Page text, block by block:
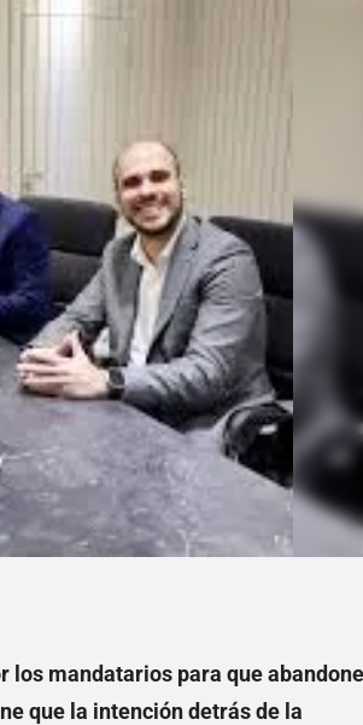
los mandatarios para que abandone
que la intención detrás de la